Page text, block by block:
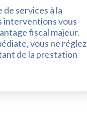
services à la
interventions vous
fiscal majeur.
vous ne réglez
de la prestation